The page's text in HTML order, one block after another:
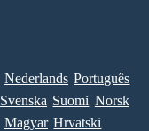
Nederlands Português
Svenska Suomi Norsk
Magyar Hrvatski